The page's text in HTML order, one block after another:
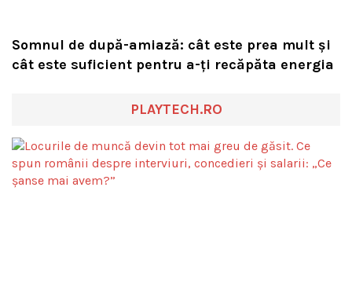
Somnul de după-amiază: cât este prea mult și
cât este suficient pentru a-ți recăpăta energia
PLAYTECH.RO